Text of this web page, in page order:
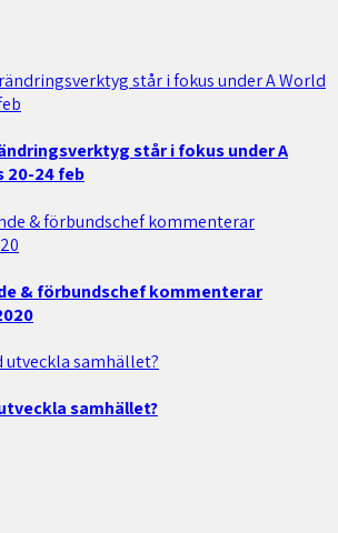
står i fokus under A
20-24 feb
& förbundschef kommenterar
samhället?